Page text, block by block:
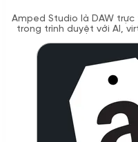
Amped Studio là DAW
trong trình duyệt với AI,